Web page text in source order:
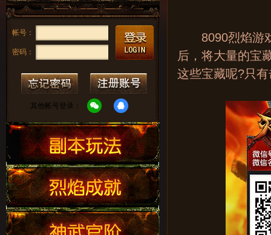
帐号：
密码：
其他帐号登录：
8090烈焰游戏
后，将大量的宝
这些宝藏呢?只